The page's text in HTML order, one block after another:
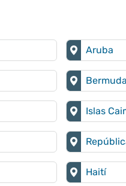
Aruba
Islas
Haití